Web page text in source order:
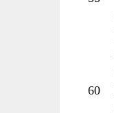
60